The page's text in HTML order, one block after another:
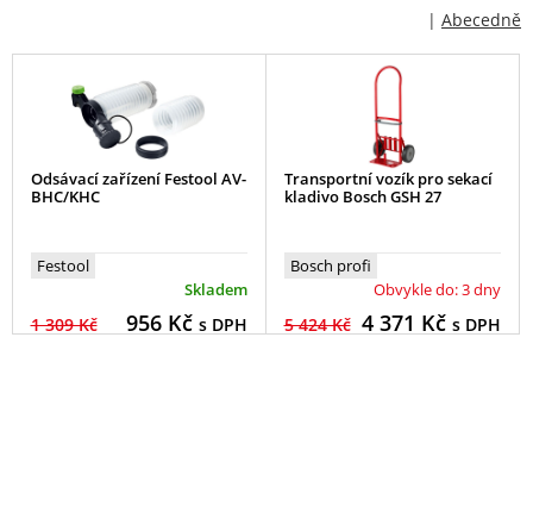
| Abecedně
Odsávací zařízení Festool AV-
BHC/KHC
Festool
Skladem
1 309 Kč 956Kč s DPH
Transportní vozík pro sekací
kladivo Bosch GSH 27
Bosch profi
Obvykle do: 3 dny
5 424 Kč 4 371 Kč s DPH